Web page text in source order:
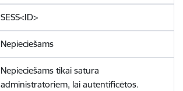
SESS<ID>
Nepieciešams
Nepieciešams tikai satura
administratoriem, lai autentificētos.